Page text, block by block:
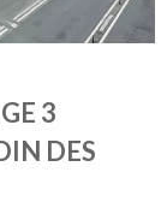
3
DES